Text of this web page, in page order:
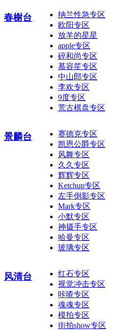
春榭台
纳兰性急专区
欧阳专区
放羊的星星
apple专区
碎和尚专区
慕容笙专区
中山郎专区
李欢专区
9度专区
荒古棋盘专区
景麟台
赛德克专区
凯恩公爵专区
风舞专区
久久专区
辉辉专区
Ketchup专区
左手倒影专区
Mark专区
小默专区
神摄手专区
哈曼专区
玻璃专区
风清台
红石专区
视觉冲击专区
咔喳专区
魂魂专区
模拍专区
街拍show专区